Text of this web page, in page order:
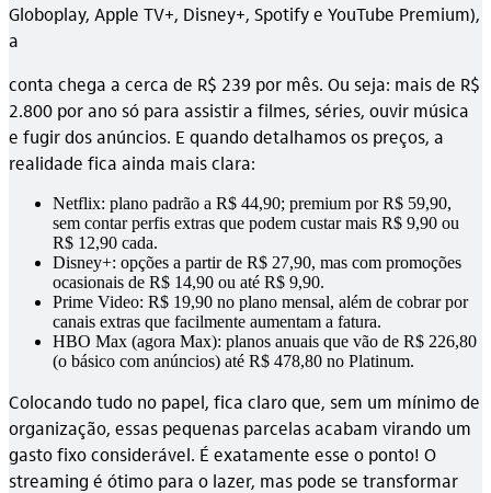
Globoplay, Apple TV+, Disney+, Spotify e YouTube Premium),
a
conta chega a cerca de R$ 239 por mês. Ou seja: mais de R$
2.800 por ano só para assistir a filmes, séries, ouvir música
e fugir dos anúncios. E quando detalhamos os preços, a
realidade fica ainda mais clara:
Netflix: plano padrão a R$ 44,90; premium por R$ 59,90,
sem contar perfis extras que podem custar mais R$ 9,90 ou
R$ 12,90 cada.
Disney+: opções a partir de R$ 27,90, mas com promoções
ocasionais de R$ 14,90 ou até R$ 9,90.
Prime Video: R$ 19,90 no plano mensal, além de cobrar por
canais extras que facilmente aumentam a fatura.
HBO Max (agora Max): planos anuais que vão de R$ 226,80
(o básico com anúncios) até R$ 478,80 no Platinum.
Colocando tudo no papel, fica claro que, sem um mínimo de
organização, essas pequenas parcelas acabam virando um
gasto fixo considerável. É exatamente esse o ponto! O
streaming é ótimo para o lazer, mas pode se transformar